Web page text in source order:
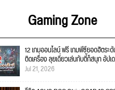
Gaming Zone
12 เกมออนไลน์ ฟรี เกมพีซียอดฮิตระ
ติดเครื่อง ลุยเดี่ยวเล่นกับตี้ก็สนุก อัป
Jul 21, 2026